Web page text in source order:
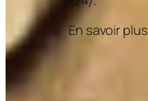
En savoir plus